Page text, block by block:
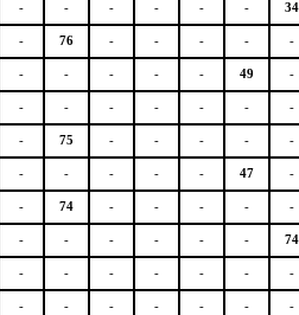
- - - - - - 34
- 76 - - - - -
- - - - - 49 -
- - - - - - -
- 75 - - - - -
- - - - - 47 -
- 74 - - - - -
- - - - - - 74
- - - - - - -
- - - - - - -